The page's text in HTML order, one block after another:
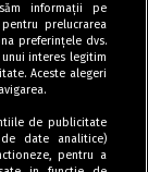
informații pe
prelucrarea
preferințele dvs.
interes legitim
Aceste alegeri
de publicitate
date analitice)
pentru a